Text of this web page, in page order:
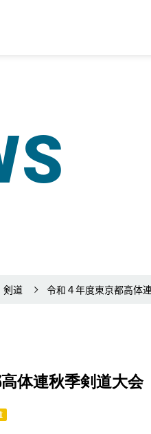
剣道 令和４年度東京都高体
体連秋季剣道大会